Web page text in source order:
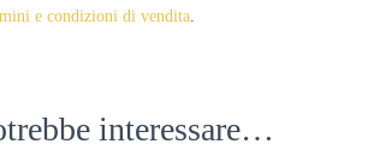
e condizioni di vendita.
interessare…